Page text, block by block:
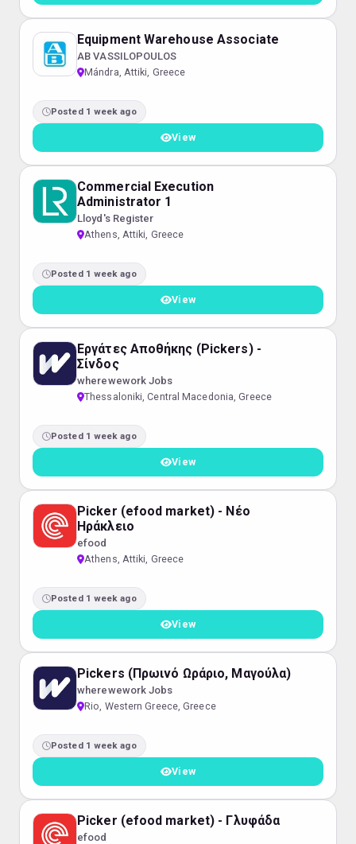
Equipment Warehouse Associate
AB VASSILOPOULOS
Mándra, Attiki, Greece
Posted 1 week ago
View
Commercial Execution
Administrator 1
Lloyd's Register
Athens, Attiki, Greece
Posted 1 week ago
View
Εργάτες Αποθήκης (Pickers) -
Σίνδος
wherewework Jobs
Thessaloniki, Central Macedonia, Greece
Posted 1 week ago
View
Picker (efood market) - Νέο
Ηράκλειο
efood
Athens, Attiki, Greece
Posted 1 week ago
View
Pickers (Πρωινό Ωράριο, Μαγούλα)
wherewework Jobs
Rio, Western Greece, Greece
Posted 1 week ago
View
Picker (efood market) - Γλυφάδα
efood